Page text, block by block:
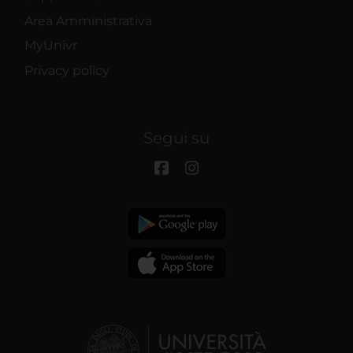
Area Amministrativa
MyUnivr
Privacy policy
Segui su